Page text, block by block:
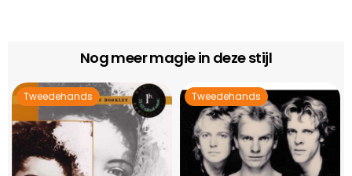
Nog meer magie in deze stijl
Tweedehands Tweedehands